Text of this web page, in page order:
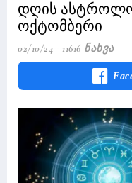
დღის
ოქტომბერი
02/10/24 11616 Ნახვა